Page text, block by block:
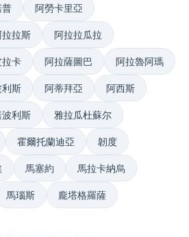
阿勞卡里亞
拉斯 阿拉拉瓜拉
卡 阿拉薩圖巴 阿拉魯阿瑪
斯 阿蒂拜亞 阿西斯
利斯 雅拉瓜杜蘇尔
霍爾托蘭迪亞 韌度
馬塞約 馬拉卡納烏
馬瑙斯 龐塔格羅薩